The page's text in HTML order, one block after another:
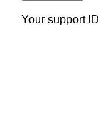
Your support